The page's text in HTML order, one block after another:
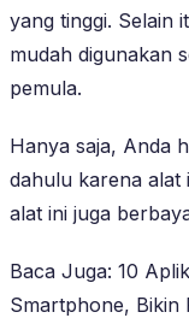
yang tinggi. Selain
mudah digunakan
pemula.
Hanya saja, Anda
dahulu karena alat
alat ini juga
Baca Juga: 10
Smartphone, Bikin